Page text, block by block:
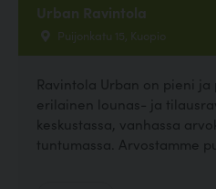
Urban Ravintola
Puijonkatu 15, Kuopio
Ravintola Urban on pieni
erilainen lounas- ja
keskustassa, vanhassa
tuntumassa. Arvostamme